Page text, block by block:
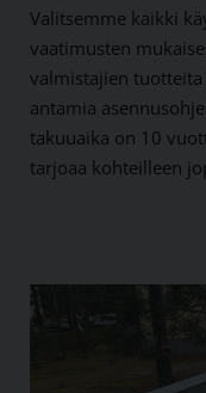
Valitsemme kaikki
vaatimusten
valmistajien
antamia
takuuaika on 10
tarjoaa kohteilleen